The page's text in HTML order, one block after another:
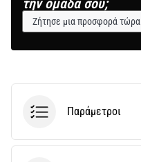
την ομάδα σου;
Ζήτησε μια προσφορά τώρα
Παράμετροι